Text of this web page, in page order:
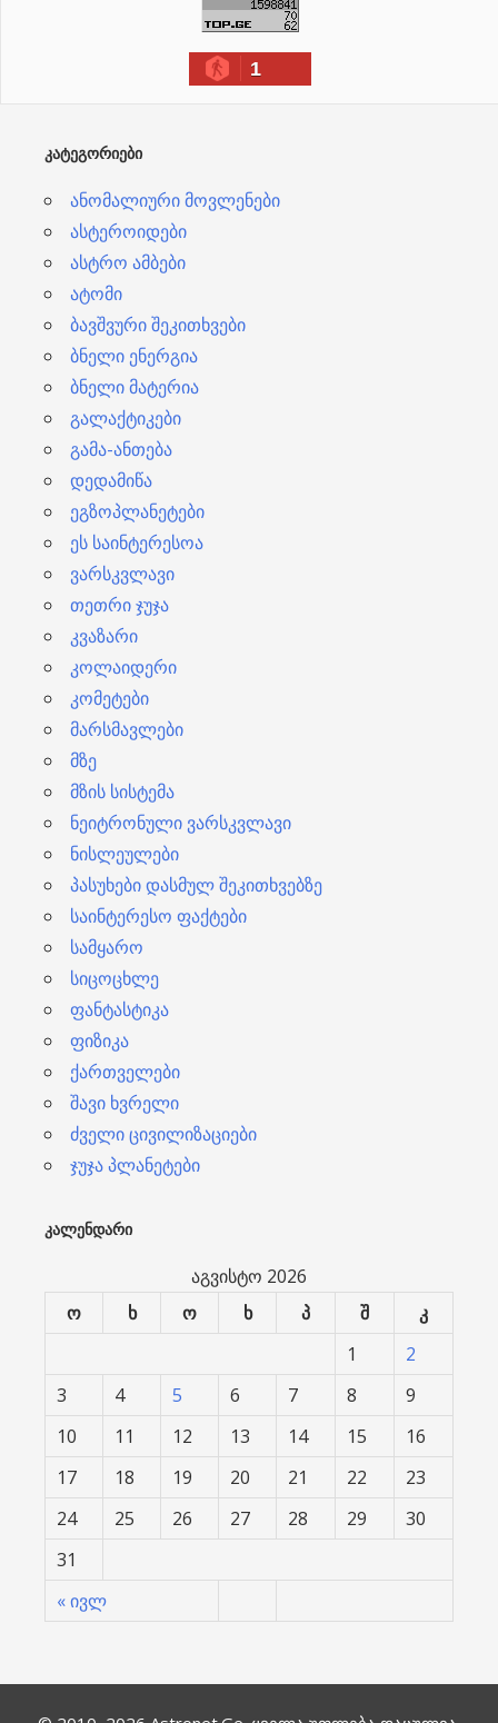
1
ᲙᲐᲢᲔᲒᲝᲠᲘᲔᲑᲘ
ანომალიური მოვლენები
ასტეროიდები
ასტრო ამბები
ატომი
ბავშვური შეკითხვები
ბნელი ენერგია
ბნელი მატერია
გალაქტიკები
გამა-ანთება
დედამიწა
ეგზოპლანეტები
ეს საინტერესოა
ვარსკვლავი
თეთრი ჯუჯა
კვაზარი
კოლაიდერი
კომეტები
მარსმავლები
მზე
მზის სისტემა
ნეიტრონული ვარსკვლავი
ნისლეულები
პასუხები დასმულ შეკითხვებზე
საინტერესო ფაქტები
სამყარო
სიცოცხლე
ფანტასტიკა
ფიზიკა
ქართველები
შავი ხვრელი
ძველი ცივილიზაციები
ჯუჯა პლანეტები
ᲙᲐᲚᲔᲜᲓᲐᲠᲘ
აგვისტო 2026
ო
ხ ო ხ პ შ კ
« ივლ
1
2
3
4 5 6 7 8
9
10
11 12 13 14 15
16
17
18 19 20 21 22
23
24
25 26 27 28 29
30
31